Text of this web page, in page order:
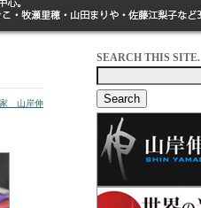
山岸伸
SEARCH THIS SITE.